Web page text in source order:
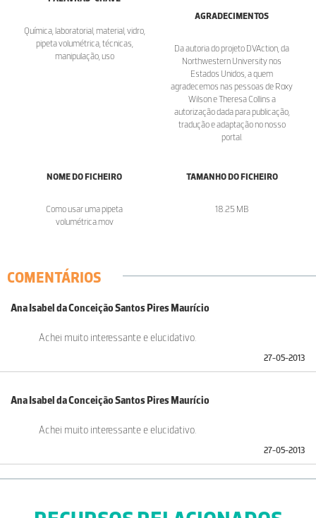
Química, laboratorial, material, vidro,
pipeta volumétrica, técnicas,
manipulação, uso
AGRADECIMENTOS
Da autoria do projeto DVAction, da
Northwestern University nos
Estados Unidos, a quem
agradecemos nas pessoas de Roxy
Wilson e Theresa Collins a
autorização dada para publicação,
tradução e adaptação no nosso
portal.
NOME DO FICHEIRO
Como usar uma pipeta
volumétrica.mov
TAMANHO DO FICHEIRO
18.25 MB
COMENTÁRIOS
Ana Isabel da Conceição Santos Pires Maurício
Achei muito interessante e elucidativo.
27-05-2013
Ana Isabel da Conceição Santos Pires Maurício
Achei muito interessante e elucidativo.
27-05-2013